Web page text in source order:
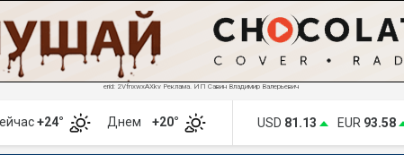
erid: 2VfnxwxAXkv Реклама. ИП Савин Владимир Валерьевич
+24° Днем +20° USD 81.13 EUR 93.58